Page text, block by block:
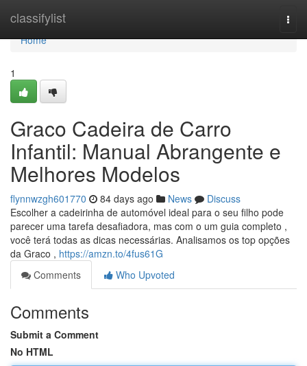
classifylist
Home
Home
1
Graco Cadeira de Carro
Infantil: Manual Abrangente e
Melhores Modelos
flynnwzgh601770 84 days ago News
Discuss
Escolher a cadeirinha de automóvel ideal para o seu filho pode
parecer uma tarefa desafiadora, mas com o um guia completo ,
você terá todas as dicas necessárias. Analisamos os top opções
da Graco , https://amzn.to/4fus61G
Comments
Who Upvoted
Comments
Submit a Comment
No HTML